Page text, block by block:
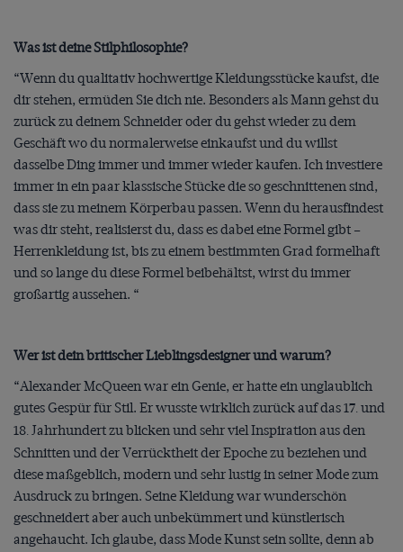
Was ist deine Stilphilosophie?
“Wenn du qualitativ hochwertige Kleidungsstücke kaufst, die
dir stehen, ermüden Sie dich nie. Besonders als Mann gehst du
zurück zu deinem Schneider oder du gehst wieder zu dem
Geschäft wo du normalerweise einkaufst und du willst
dasselbe Ding immer und immer wieder kaufen. Ich investiere
immer in ein paar klassische Stücke die so geschnittenen sind,
dass sie zu meinem Körperbau passen. Wenn du herausfindest
was dir steht, realisierst du, dass es dabei eine Formel gibt –
Herrenkleidung ist, bis zu einem bestimmten Grad formelhaft
und so lange du diese Formel beibehältst, wirst du immer
großartig aussehen. “
Wer ist dein britischer Lieblingsdesigner und warum?
“Alexander McQueen war ein Genie, er hatte ein unglaublich
gutes Gespür für Stil. Er wusste wirklich zurück auf das 17. und
18. Jahrhundert zu blicken und sehr viel Inspiration aus den
Schnitten und der Verrücktheit der Epoche zu beziehen und
diese maßgeblich, modern und sehr lustig in seiner Mode zum
Ausdruck zu bringen. Seine Kleidung war wunderschön
geschneidert aber auch unbekümmert und künstlerisch
angehaucht. Ich glaube, dass Mode Kunst sein sollte, denn ab